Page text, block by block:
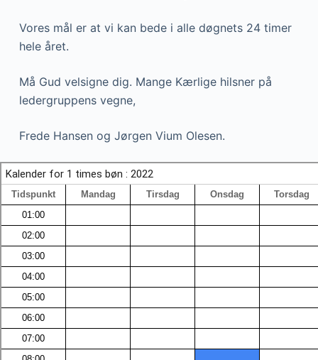
Vores mål er at vi kan bede i alle døgnets 24 timer
hele året.
Må Gud velsigne dig. Mange Kærlige hilsner på
ledergruppens vegne,
Frede Hansen og Jørgen Vium Olesen.